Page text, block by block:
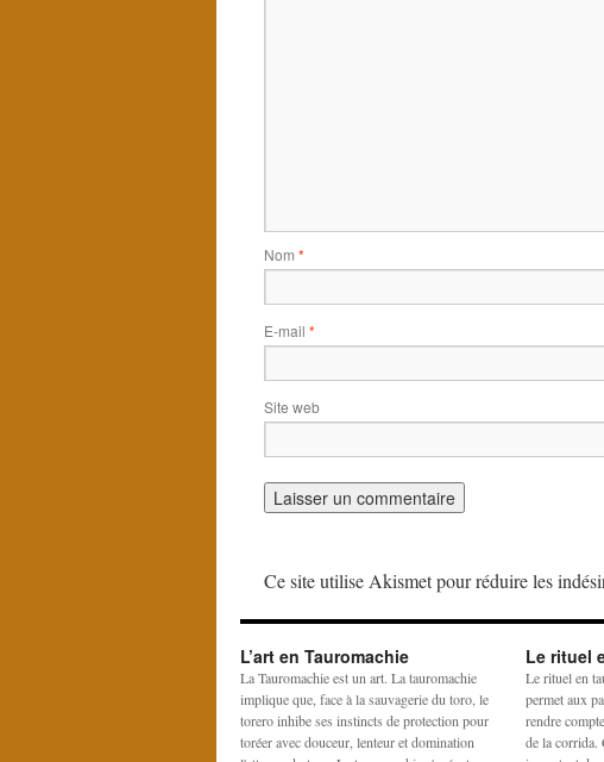
Nom *
E-mail *
Site web
Ce site utilise Akismet pour réduire les
L’art en Tauromachie
La Tauromachie est un art. La tauromachie
implique que, face à la sauvagerie du toro, le
torero inhibe ses instincts de protection pour
toréer avec douceur, lenteur et domination
Le rituel
Le rituel en
permet aux
rendre
de la corrida.